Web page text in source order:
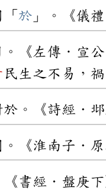
於 」。《儀
。《左傳．宣
民生之不易，
於。《詩經．
。《淮南子．
《書經．盤庚